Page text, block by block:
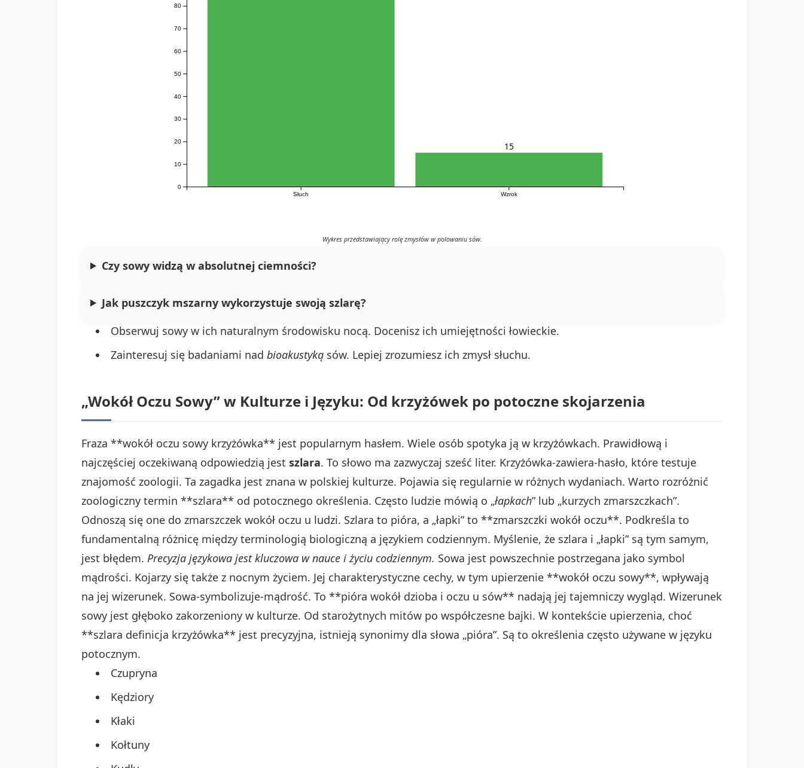
Słuch Wzrok
0
10
20
30
40
50
60
70
80
15
Wykres przedstawiający rolę zmysłów w polowaniu sów.
Czy sowy widzą w absolutnej ciemności?
Jak puszczyk mszarny wykorzystuje swoją szlarę?
Obserwuj sowy w ich naturalnym środowisku nocą. Docenisz ich umiejętności łowieckie.
Zainteresuj się badaniami nad bioakustyką sów. Lepiej zrozumiesz ich zmysł słuchu.
„Wokół Oczu Sowy” w Kulturze i Języku: Od krzyżówek po potoczne skojarzenia
Fraza **wokół oczu sowy krzyżówka** jest popularnym hasłem. Wiele osób spotyka ją w krzyżówkach. Prawidłową i
najczęściej oczekiwaną odpowiedzią jest szlara. To słowo ma zazwyczaj sześć liter. Krzyżówka-zawiera-hasło, które testuje
znajomość zoologii. Ta zagadka jest znana w polskiej kulturze. Pojawia się regularnie w różnych wydaniach. Warto rozróżnić
zoologiczny termin **szlara** od potocznego określenia. Często ludzie mówią o „łapkach” lub „kurzych zmarszczkach”.
Odnoszą się one do zmarszczek wokół oczu u ludzi. Szlara to pióra, a „łapki” to **zmarszczki wokół oczu**. Podkreśla to
fundamentalną różnicę między terminologią biologiczną a językiem codziennym. Myślenie, że szlara i „łapki” są tym samym,
jest błędem. Precyzja językowa jest kluczowa w nauce i życiu codziennym. Sowa jest powszechnie postrzegana jako symbol
mądrości. Kojarzy się także z nocnym życiem. Jej charakterystyczne cechy, w tym upierzenie **wokół oczu sowy**, wpływają
na jej wizerunek. Sowa-symbolizuje-mądrość. To **pióra wokół dzioba i oczu u sów** nadają jej tajemniczy wygląd. Wizerunek
sowy jest głęboko zakorzeniony w kulturze. Od starożytnych mitów po współczesne bajki. W kontekście upierzenia, choć
**szlara definicja krzyżówka** jest precyzyjna, istnieją synonimy dla słowa „pióra”. Są to określenia często używane w języku
potocznym.
Czupryna
Kędziory
Kłaki
Kołtuny